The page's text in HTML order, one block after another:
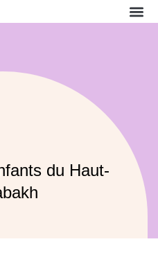
du Haut-